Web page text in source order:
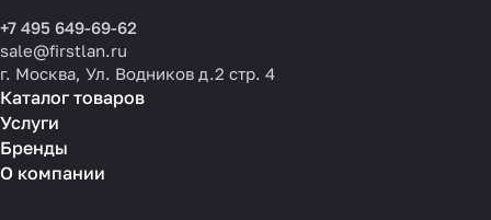
+7 495 649-69-62
sale@firstlan.ru
г. Москва, Ул. Водников д.2 стр. 4
Каталог товаров
Услуги
Бренды
О компании